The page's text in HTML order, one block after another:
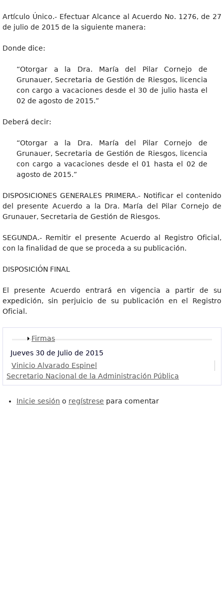
Artículo Único.- Efectuar Alcance al Acuerdo No. 1276, de 27
de julio de 2015 de la siguiente manera:
Donde dice:
“Otorgar a la Dra. María del Pilar Cornejo de
Grunauer, Secretaria de Gestión de Riesgos, licencia
con cargo a vacaciones desde el 30 de julio hasta el
02 de agosto de 2015.”
Deberá decir:
“Otorgar a la Dra. María del Pilar Cornejo de
Grunauer, Secretaria de Gestión de Riesgos, licencia
con cargo a vacaciones desde el 01 hasta el 02 de
agosto de 2015.”
DISPOSICIONES GENERALES PRIMERA.- Notificar el contenido
del presente Acuerdo a la Dra. María del Pilar Cornejo de
Grunauer, Secretaria de Gestión de Riesgos.
SEGUNDA.- Remitir el presente Acuerdo al Registro Oficial,
con la finalidad de que se proceda a su publicación.
DISPOSICIÓN FINAL
El presente Acuerdo entrará en vigencia a partir de su
expedición, sin perjuicio de su publicación en el Registro
Oficial.
Mostrar
Firmas
Jueves 30 de Julio de 2015
Vinicio Alvarado Espinel
Secretario Nacional de la Administración Pública
Inicie sesión o regístrese para comentar